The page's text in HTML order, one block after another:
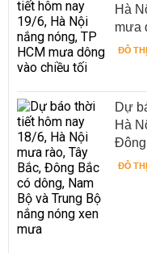
Hà
mưa
ĐÔ THỊ
Dự
Hà
Đông
ĐÔ THỊ